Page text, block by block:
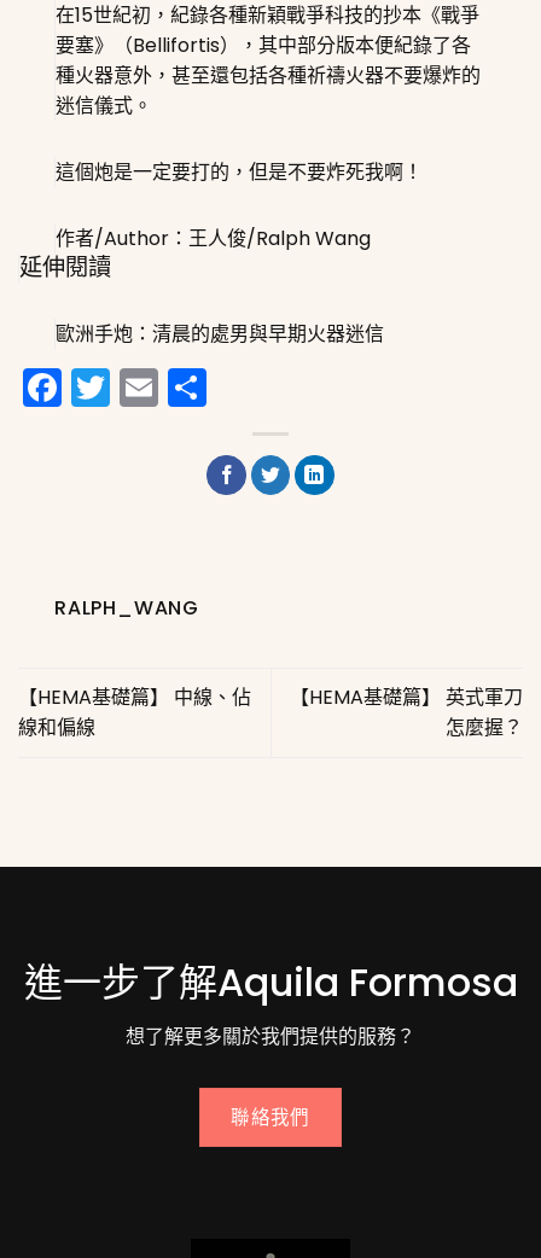
在15世紀初，紀錄各種新穎戰爭科技的抄本 《戰爭
要塞》（Bellifortis）
，其中部分版本便紀錄了各
種火器意外，甚至還包括各種祈禱火器不要爆炸的
迷信儀式。
這個炮是一定要打的，但是不要炸死我啊！
作者/Author：王人俊/Ralph Wang
延伸閱讀
歐洲手炮：清晨的處男與早期火器迷信
Facebook
Twitter
Email
RALPH_WANG
【HEMA基礎篇】 中線、佔
線和偏線
【HEMA基礎篇】 英式軍刀
怎麼握？
進一步了解Aquila Formosa
想了解更多關於我們提供的服務？
聯絡我們